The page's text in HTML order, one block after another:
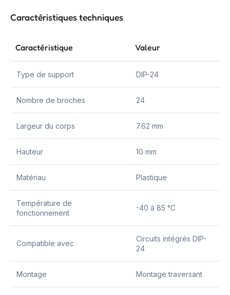
Caractéristiques techniques
Caractéristique Valeur
Type de support DIP-24
Nombre de broches 24
Largeur du corps 7.62 mm
Hauteur 10 mm
Matériau Plastique
Température de
fonctionnement
-40 à 85 °C
Compatible avec
Circuits intégrés DIP-
24
Montage Montage traversant